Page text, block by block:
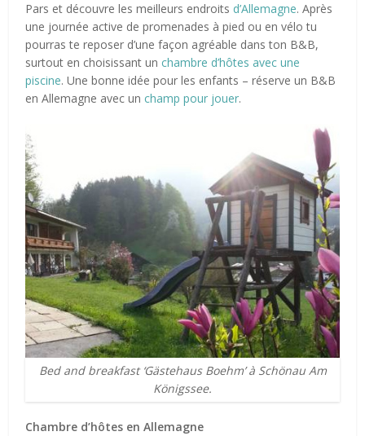
Pars et découvre les meilleurs endroits d’Allemagne. Après
une journée active de promenades à pied ou en vélo tu
pourras te reposer d’une façon agréable dans ton B&B,
surtout en choisissant unchambre d’hôtes avec une
piscine. Une bonne idée pour les enfants – réserve un B&B
en Allemagne avec unchamp pour jouer.
Bed and breakfast ‘Gästehaus Boehm’ à Schönau Am
Königssee.
Chambre d’hôtes en Allemagne